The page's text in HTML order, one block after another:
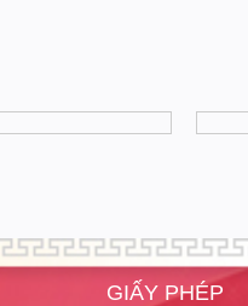
GIẤY PHÉP